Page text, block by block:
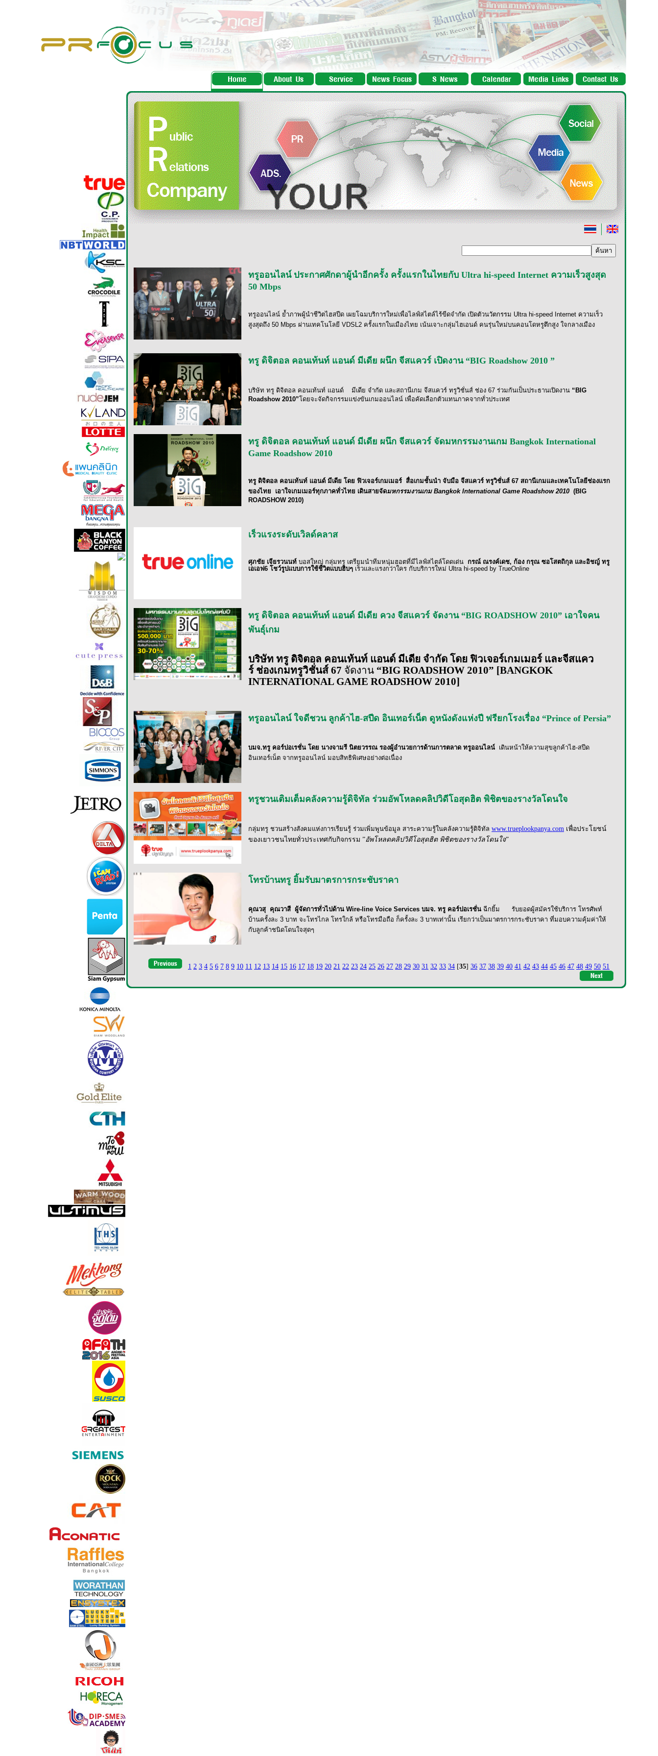
ทรูออนไลน์ ประกาศศักดาผู้นำอีกครั้ง ครั้งแรกในไทยกับ Ultra hi-speed Internet ความเร็วสูงสุด
50 Mbps
ทรูออนไลน์ ย้ำภาพผู้นำชีวิตไฮสปีด เผยโฉมบริการใหม่เพื่อไลฟ์สไตล์ไร้ขีดจำกัด เปิดตัวนวัตกรรม Ultra hi-speed Internet ความเร็ว
สูงสุดถึง 50 Mbps ผ่านเทคโนโลยี VDSL2 ครั้งแรกในเมืองไทย เน้นเจาะกลุ่มไฮเอนด์ คนรุ่นใหม่บนคอนโดหรูตึกสูง ใจกลางเมือง
ทรู ดิจิตอล คอนเท้นท์ แอนด์ มีเดีย ผนึก จีสแควร์ เปิดงาน “BIG Roadshow 2010 ”
บริษัท ทรู ดิจิตอล คอนเท้นท์ แอนด์ มีเดีย จำกัด และสถานีเกม จีสแควร์ ทรูวิชั่นส์ ช่อง 67 ร่วมกันเป็นประธานเปิดงาน “BIG
Roadshow 2010”โดยจะจัดกิจกรรมแข่งขันเกมออนไลน์ เพื่อคัดเลือกตัวแทนภาคจากทั่วประเทศ
ทรู ดิจิตอล คอนเท้นท์ แอนด์ มีเดีย ผนึก จีสแควร์ จัดมหกรรมงานเกม Bangkok International
Game Roadshow 2010
ทรู ดิจิตอล คอนเท้นท์ แอนด์ มีเดีย โดย ฟิวเจอร์เกมเมอร์ สื่อเกมชั้นนำ จับมือ จีสแควร์ ทรูวิชั่นส์ 67 สถานีเกมและเทคโนโลยีช่องแรก
ของไทย
เอาใจเกมเมอร์ทุกภาคทั่วไทย เดินสายจัดมหกรรมงานเกม Bangkok International Game Roadshow 2010 (BIG
ROADSHOW 2010)
เร็วแรงระดับเวิลด์คลาส
ศุภชัย เจียรวนนท์ บอสใหญ่ กลุ่มทรู เตรียมนำทีมหนุ่มฮอตที่มีไลฟ์สไตล์โดดเด่น กรณ์ ณรงค์เดช, ก้อง กรุณ ซอโสตถิกุล และอิชญ์ ทรู
เอเอฟ6 โชว์รูปแบบการใช้ชีวิตแบบฮิบๆ เร็วและแรงกว่าใคร กับบริการใหม่ Ultra hi-speed by TrueOnline
ทรู ดิจิตอล คอนเท้นท์ แอนด์ มีเดีย ควง จีสแควร์ จัดงาน “BIG ROADSHOW 2010” เอาใจคน
พันธุ์เกม
บริษัท ทรู ดิจิตอล คอนเท้นท์ แอนด์ มีเดีย จำกัด โดย ฟิวเจอร์เกมเมอร์ และจีสแคว
ร์ ช่องเกมทรูวิชั่นส์ 67 จัดงาน “BIG ROADSHOW 2010” [BANGKOK
INTERNATIONAL GAME ROADSHOW 2010]
ทรูออนไลน์ ใจดีชวน ลูกค้าไฮ-สปีด อินเทอร์เน็ต ดูหนังดังแห่งปี ฟรียกโรงเรื่อง “Prince of Persia”
บมจ.ทรู คอร์ปอเรชั่น โดย นางจามรี นิตยวรรณ รองผู้อำนวยการด้านการตลาด ทรูออนไลน์ เดินหน้าให้ความสุขลูกค้าไฮ-สปีด
อินเทอร์เน็ต จากทรูออนไลน์ มอบสิทธิพิเศษอย่างต่อเนื่อง
ทรูชวนเติมเต็มคลังความรู้ดิจิทัล ร่วมอัพโหลดคลิปวิดีโอสุดฮิต พิชิตของรางวัลโดนใจ
กลุ่มทรู ชวนสร้างสังคมแห่งการเรียนรู้ ร่วมเพิ่มพูนข้อมูล สาระความรู้ในคลังความรู้ดิจิทัล www.trueplookpanya.com เพื่อประโยชน์
ของเยาวชนไทยทั่วประเทศกับกิจกรรม ”อัพโหลดคลิปวิดีโอสุดฮิต พิชิตของรางวัลโดนใจ”
โทรบ้านทรู ยิ้มรับมาตรการกระชับราคา
คุณวสุ คุณวาสี ผู้จัดการทั่วไปด้าน Wire-line Voice Services บมจ. ทรู คอร์ปอเรชั่น ฉีกยิ้ม
รับยอดผู้สมัครใช้บริการ โทรศัพท์
บ้านครั้งละ 3 บาท จะโทรไกล โทรใกล้ หรือโทรมือถือ ก็ครั้งละ 3 บาทเท่านั้น เรียกว่าเป็นมาตรการกระชับราคา ที่มอบความคุ้มค่าให้
กับลูกค้าชนิดโดนใจสุดๆ
1 2 3 4 5 6 7 8 9 10 11 12 13 14 15 16 17 18 19 20 21 22 23 24 25 26 27 28 29 30 31 32 33 34 [35] 36 37 38 39 40 41 42 43 44 45 46 47 48 49 50 51